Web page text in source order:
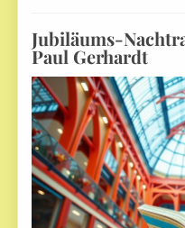
Jubiläums-
Paul Gerhardt